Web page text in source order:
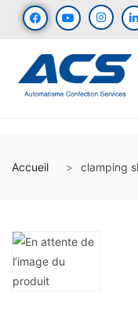
Accueil clamping